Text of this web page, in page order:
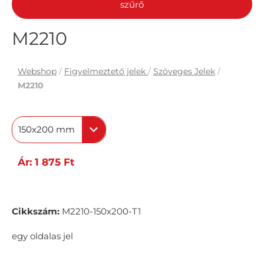
szűrő
M2210
Webshop / Figyelmeztető jelek / Szöveges Jelek /
M2210
150x200 mm
Ár: 1 875 Ft
Cikkszám: M2210-150x200-T1
egy oldalas jel